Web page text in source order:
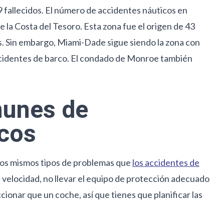
El número de accidentes náuticos en
Costa del Tesoro. Esta zona fue el origen de 43
embargo, Miami-Dade sigue siendo la zona con
de barco. El condado de Monroe también
de
mismos tipos de problemas que los accidentes de
no llevar el equipo de protección adecuado
que un coche, así que tienes que planificar las